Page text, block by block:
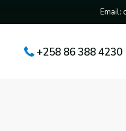
Email:
+258 86 388 4230